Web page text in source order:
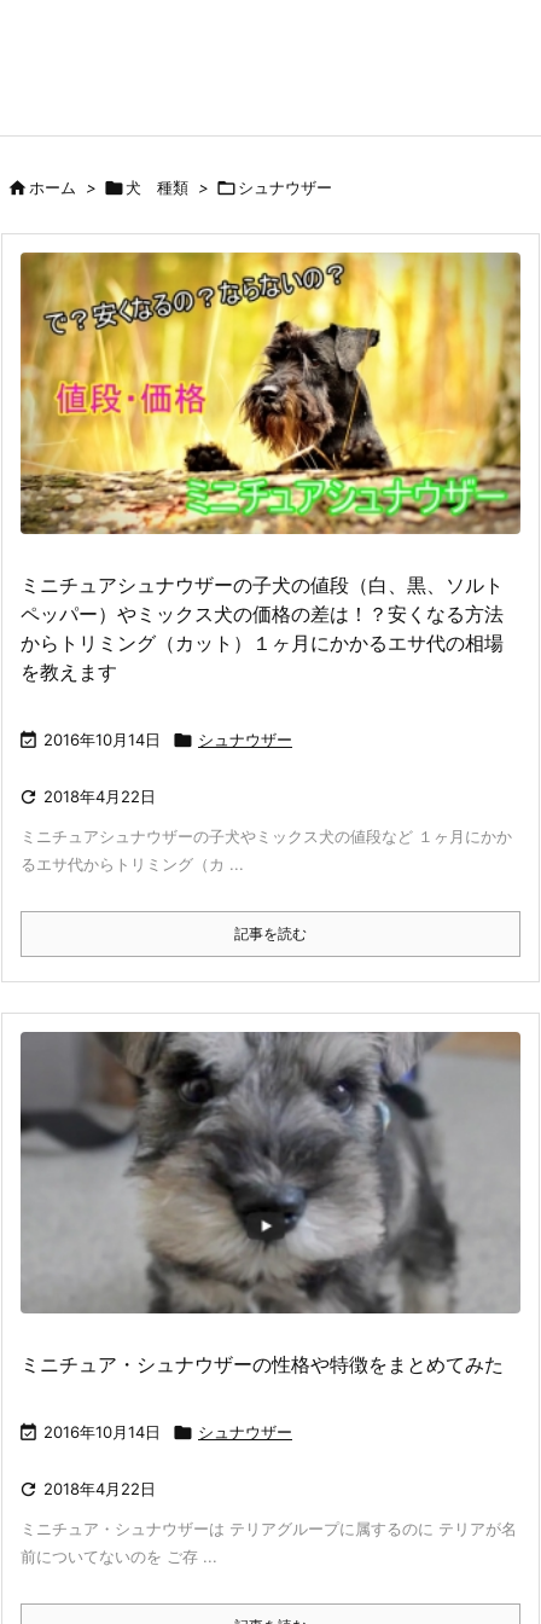
ホーム > 犬 種類 > シュナウザー
ミニチュアシュナウザーの子犬の値段（白、黒、ソルト
ペッパー）やミックス犬の価格の差は！？安くなる方法
からトリミング（カット）１ヶ月にかかるエサ代の相場
を教えます
 2016年10月14日  シュナウザー
 2018年4月22日
ミニチュアシュナウザーの子犬やミックス犬の値段など １ヶ月にかか
るエサ代からトリミング（カ ...
記事を読む
ミニチュア・シュナウザーの性格や特徴をまとめてみた
 2016年10月14日  シュナウザー
 2018年4月22日
ミニチュア・シュナウザーは テリアグループに属するのに テリアが名
前についてないのを ご存 ...